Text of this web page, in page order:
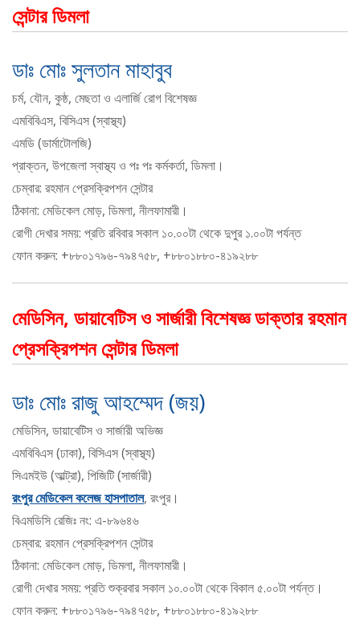
সেন্টার ডিমলা
ডাঃ মোঃ সুলতান মাহাবুব
চর্ম, যৌন, কুষ্ঠ, মেছতা ও এলার্জি রোগ বিশেষজ্ঞ
এমবিবিএস, বিসিএস (স্বাস্থ্য)
এমডি (ডার্মাটোলজি)
প্রাক্তন, উপজেলা স্বাস্থ্য ও পঃ পঃ কর্মকর্তা, ডিমলা।
চেম্বার: রহমান প্রেসক্রিপশন সেন্টার
ঠিকানা: মেডিকেল মোড়, ডিমলা, নীলফামারী।
রোগী দেখার সময়: প্রতি রবিবার সকাল ১০.০০টা থেকে দুপুর ১.০০টা পর্যন্ত
ফোন করুন: +৮৮০১৭৯৬-৭৯৪৭৫৮, +৮৮০১৮৮০-৪১৯২৮৮
মেডিসিন, ডায়াবেটিস ও সার্জারী বিশেষজ্ঞ ডাক্তার রহমান
প্রেসক্রিপশন সেন্টার ডিমলা
ডাঃ মোঃ রাজু আহম্মেদ (জয়)
মেডিসিন, ডায়াবেটিস ও সার্জারী অভিজ্ঞ
এমবিবিএস (ঢাকা), বিসিএস (স্বাস্থ্য)
সিএমইউ (আল্ট্রা), পিজিটি (সার্জারী)
রংপুর মেডিকেল কলেজ হাসপাতাল, রংপুর।
বিএমডিসি রেজিঃ নং: এ-৮৯৬৪৬
চেম্বার: রহমান প্রেসক্রিপশন সেন্টার
ঠিকানা: মেডিকেল মোড়, ডিমলা, নীলফামারী।
রোগী দেখার সময়: প্রতি শুক্রবার সকাল ১০.০০টা থেকে বিকাল ৫.০০টা পর্যন্ত।
ফোন করুন: +৮৮০১৭৯৬-৭৯৪৭৫৮, +৮৮০১৮৮০-৪১৯২৮৮